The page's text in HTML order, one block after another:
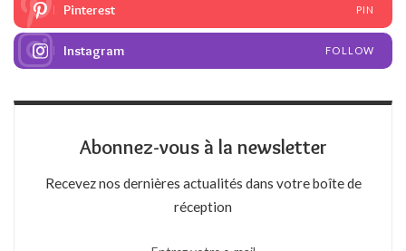
Pinterest PIN
Instagram FOLLOW
Abonnez-vous à la newsletter
Recevez nos dernières actualités dans votre boîte de
réception